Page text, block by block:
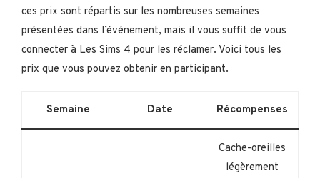
ces prix sont répartis sur les nombreuses semaines
présentées dans l’événement, mais il vous suffit de vous
connecter à Les Sims 4 pour les réclamer. Voici tous les
prix que vous pouvez obtenir en participant.
Semaine Date Récompenses
Cache-oreilles
légèrement